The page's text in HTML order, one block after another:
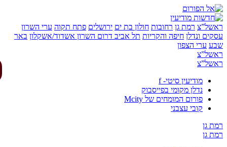
רמת גן רחובות חולון בת ים ירושלים פתח תקוה ערי השרון
ונדלן חיפה והקריות תל אביבדרום השרוןאשדוד/אשקלון באר
ערי הצפון
מודיעין סיטי- f
נדלן מקומי בפייסבוק
פורום המומחים של Mcity
קובי עצבני
גן
גן